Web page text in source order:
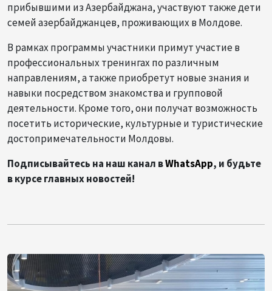
прибывшими из Азербайджана, участвуют также дети
семей азербайджанцев, проживающих в Молдове.
В рамках программы участники примут участие в
профессиональных тренингах по различным
направлениям, а также приобретут новые знания и
навыки посредством знакомства и групповой
деятельности. Кроме того, они получат возможность
посетить исторические, культурные и туристические
достопримечательности Молдовы.
Подписывайтесь на наш канал вWhatsApp, и будьте
в курсе главных новостей!